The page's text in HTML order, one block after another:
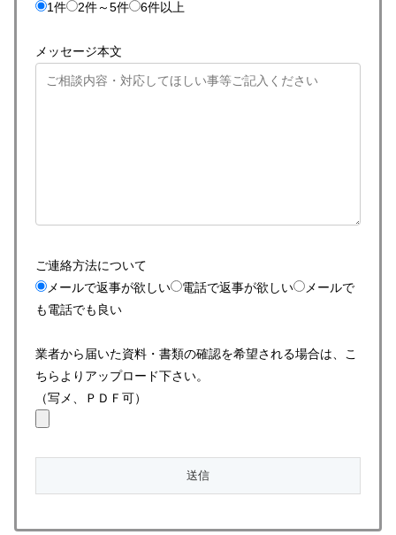
1件
2件～5件 6件以上
メッセージ本文
ご連絡方法について
メールで返事が欲しい
電話で返事が欲しい
メールで
も電話でも良い
業者から届いた資料・書類の確認を希望される場合は、こ
ちらよりアップロード下さい。
（写メ、ＰＤＦ可）